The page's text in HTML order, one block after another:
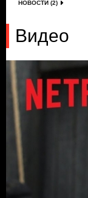
НОВОСТИ (2)
Видео